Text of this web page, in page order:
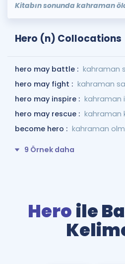
Kitabın sonunda kahraman
Hero (n) Collocations
hero may battle : kahraman
hero may fight : kahraman
hero may inspire : kahraman
hero may rescue : kahraman
become hero : kahraman
9 Örnek daha
Hero ile